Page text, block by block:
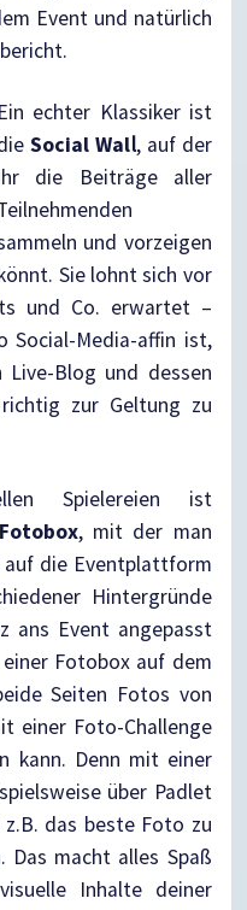
Event und natürlich
Ein echter Klassiker ist
Social Wall, auf der
die Beiträge aller
und vorzeigen
Sie lohnt sich vor
und Co. erwartet –
Social-Media-affin ist,
Blog und dessen
zur Geltung zu
Spielereien ist
Fotobox, mit der man
die Eventplattform
Hintergründe
ans Event angepasst
Fotobox auf dem
Seiten Fotos von
einer Foto-Challenge
kann. Denn mit einer
über Padlet
das beste Foto zu
Das macht alles Spaß
Inhalte deiner